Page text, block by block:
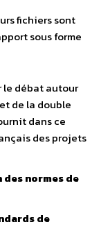
fichiers sont
sous forme
le débat autour
de la double
dans ce
des projets
normes de
de